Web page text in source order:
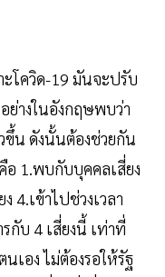
ะโควิด-19 มันจะปรับ
ย่างในอังกฤษพบว่า
ขึ้น ดังนั้นต้องช่วยกัน
อ 1.พบกับบุคคลเสี่ยง
4.เข้าไปช่วงเวลา
กับ 4 เสี่ยงนี้ เท่าที่
เอง ไม่ต้องรอให้รัฐ